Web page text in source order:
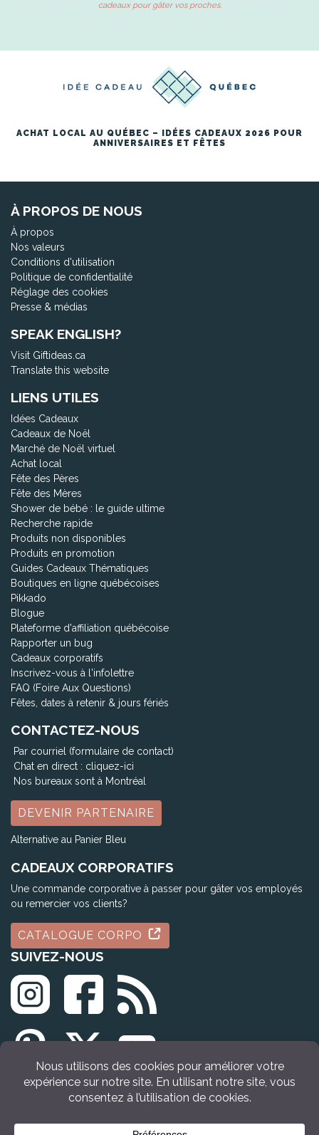
cadeaux pour gâter vos proches.
ACHAT LOCAL AU QUÉBEC – IDÉES CADEAUX 2026 POUR
ANNIVERSAIRES ET FÊTES
À PROPOS DE NOUS
À propos
Nos valeurs
Conditions d'utilisation
Politique de confidentialité
Réglage des cookies
Presse & médias
SPEAK ENGLISH?
Visit Giftideas.ca
Translate this website
LIENS UTILES
Idées Cadeaux
Cadeaux de Noël
Marché de Noël virtuel
Achat local
Fête des Pères
Fête des Mères
Shower de bébé : le guide ultime
Recherche rapide
Produits non disponibles
Produits en promotion
Guides Cadeaux Thématiques
Boutiques en ligne québécoises
Pikkado
Blogue
Plateforme d'affiliation québécoise
Rapporter un bug
Cadeaux corporatifs
Inscrivez-vous à l'infolettre
FAQ (Foire Aux Questions)
Fêtes, dates à retenir & jours fériés
CONTACTEZ-NOUS
Par courriel (formulaire de contact)
Chat en direct : cliquez-ici
Nos bureaux sont à Montréal
DEVENIR PARTENAIRE
Alternative au Panier Bleu
CADEAUX CORPORATIFS
Une commande corporative à passer pour gâter vos employés
ou remercier vos clients?
CATALOGUE CORPO
SUIVEZ-NOUS
© Tous droits réservés Idée Cadeau Québec (2009 - 2026)